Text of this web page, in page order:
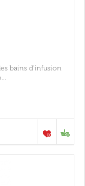
bains d'infusion